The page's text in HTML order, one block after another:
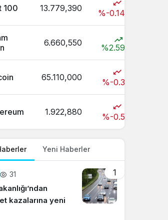
100 13.779,390 %-0.14
6.660,550 %2.59
65.110,000 %-0.3
1.922,880 %-0.5
Yeni Haberler
1
31
kazalarına yeni